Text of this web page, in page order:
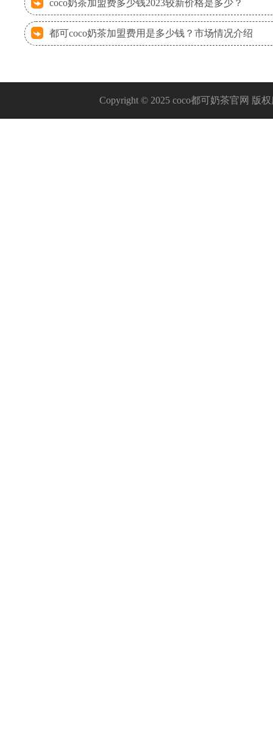
coco奶茶加盟费多少钱2023较新价格是多少？
都可coco奶茶加盟费用是多少钱？市场情况介绍
Copyright © 2025 coco都可奶茶官网 版